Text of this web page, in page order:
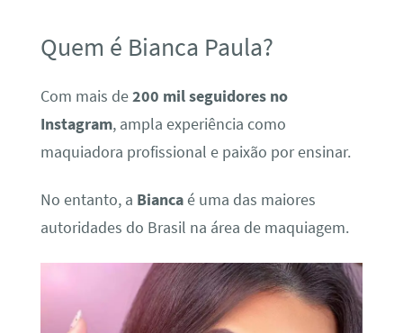
Quem é Bianca Paula?
Com mais de200 mil seguidores no
Instagram, ampla experiência como
maquiadora profissional e paixão por ensinar.
No entanto, a Biancaé uma das maiores
autoridades do Brasil na área de maquiagem.